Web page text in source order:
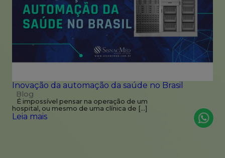
Inovação da automação da saúde no Brasil
Blog
É impossível pensar na operação de um
hospital, ou mesmo de uma clínica de […]
Leia mais